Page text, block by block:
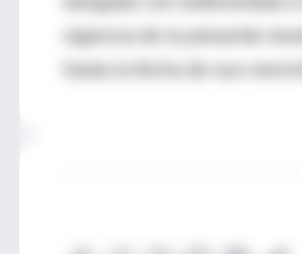
vigencia de la presente